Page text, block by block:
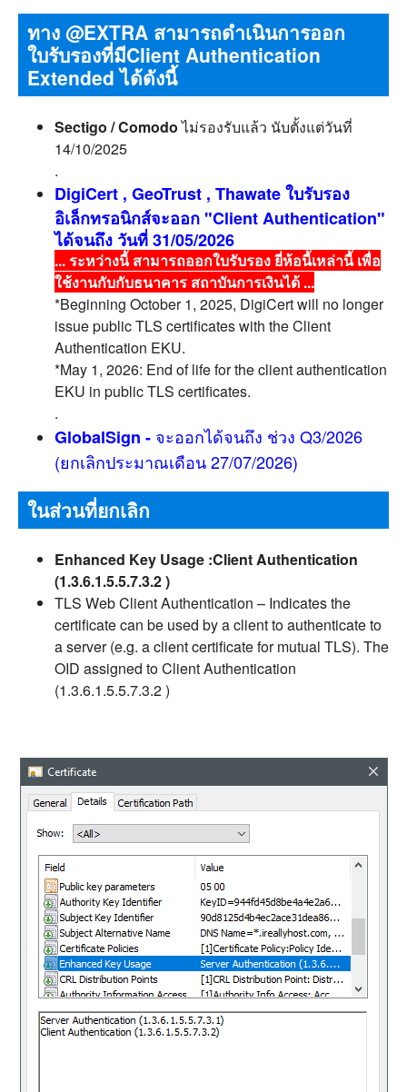
ทาง @EXTRA สามารถดำเนินการออก
ใบรับรองที่มีClient Authentication
Extended ได้ดังนี้
Sectigo / Comodoไม่รองรับแล้ว นับตั้งแต่วันที่
14/10/2025
.
DigiCert , GeoTrust , Thawate ใบรับรอง
อิเล็กทรอนิกส์จะออก "Client Authentication"
ได้จนถึง วันที่ 31/05/2026
... ระหว่างนี้ สามารถออกใบรับรอง ยี่ห้อนี้เหล่านี้ เพื่อ
ใช้งานกับกับธนาคาร สถาบันการเงินได้ ...
*Beginning October 1, 2025, DigiCert will no longer
issue public TLS certificates with the Client
Authentication EKU.
*May 1, 2026: End of life for the client authentication
EKU in public TLS certificates.
.
GlobalSign - จะออกได้จนถึง ช่วง Q3/2026
(ยกเลิกประมาณเดือน 27/07/2026)
ในส่วนที่ยกเลิก
Enhanced Key Usage :Client Authentication
(1.3.6.1.5.5.7.3.2 )
TLS Web Client Authentication – Indicates the
certificate can be used by a client to authenticate to
a server (e.g. a client certificate for mutual TLS). The
OID assigned to Client Authentication
(1.3.6.1.5.5.7.3.2 )